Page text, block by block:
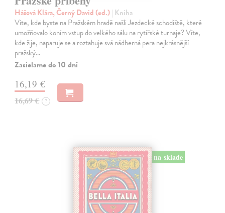
Hášová Klára, Černý David (ed.)| Kniha
Víte, kde byste na Pražském hradě našli Jezdecké schodiště, které
umožňovalo koním vstup do velkého sálu na rytířské turnaje? Víte,
kde žije, naparuje se a roztahuje svá nádherná pera nejkrásnější
pražský…
Zasielame do 10 dní
16,19 €
16,69 € ?
na sklade